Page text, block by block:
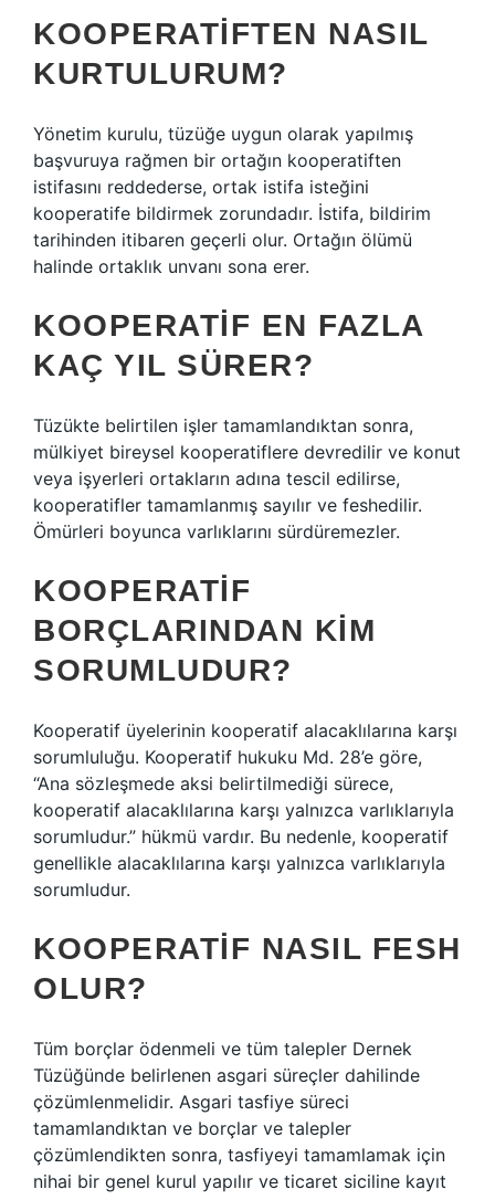
KOOPERATIFTEN NASIL
KURTULURUM?
Yönetim kurulu, tüzüğe uygun olarak yapılmış
başvuruya rağmen bir ortağın kooperatiften
istifasını reddederse, ortak istifa isteğini
kooperatife bildirmek zorundadır. İstifa, bildirim
tarihinden itibaren geçerli olur. Ortağın ölümü
halinde ortaklık unvanı sona erer.
KOOPERATIF EN FAZLA
KAÇ YIL SÜRER?
Tüzükte belirtilen işler tamamlandıktan sonra,
mülkiyet bireysel kooperatiflere devredilir ve konut
veya işyerleri ortakların adına tescil edilirse,
kooperatifler tamamlanmış sayılır ve feshedilir.
Ömürleri boyunca varlıklarını sürdüremezler.
KOOPERATIF
BORÇLARINDAN KIM
SORUMLUDUR?
Kooperatif üyelerinin kooperatif alacaklılarına karşı
sorumluluğu. Kooperatif hukuku Md. 28’e göre,
“Ana sözleşmede aksi belirtilmediği sürece,
kooperatif alacaklılarına karşı yalnızca varlıklarıyla
sorumludur.” hükmü vardır. Bu nedenle, kooperatif
genellikle alacaklılarına karşı yalnızca varlıklarıyla
sorumludur.
KOOPERATIF NASIL FESH
OLUR?
Tüm borçlar ödenmeli ve tüm talepler Dernek
Tüzüğünde belirlenen asgari süreçler dahilinde
çözümlenmelidir. Asgari tasfiye süreci
tamamlandıktan ve borçlar ve talepler
çözümlendikten sonra, tasfiyeyi tamamlamak için
nihai bir genel kurul yapılır ve ticaret siciline kayıt